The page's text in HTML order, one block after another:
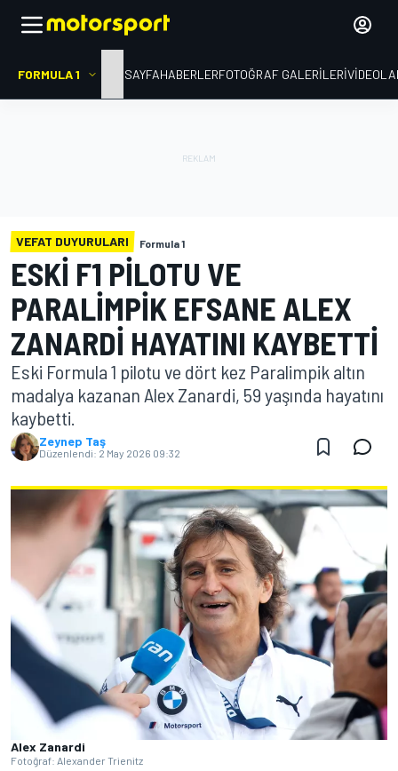
FORMULA 1 ANA SAYFAHABERLERFOTOĞRAF GALERILERI
VEFAT DUYURULARI Formula 1
ESKI F1 PILOTU VE
PARALIMPIK EFSANE ALEX
ZANARDI HAYATINI KAYBETTI
Eski Formula 1 pilotu ve dört kez Paralimpik altın
madalya kazanan Alex Zanardi, 59 yaşında hayatını
kaybetti.
Zeynep Taş
Düzenlendi: 2 May 2026 09:32
Alex Zanardi
Fotoğraf: Alexander Trienitz